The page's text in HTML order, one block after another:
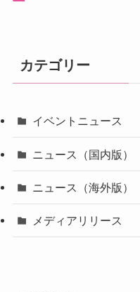
カテゴリー
イベントニュース
ニュース（国内版）
ニュース（海外版）
メディアリリース